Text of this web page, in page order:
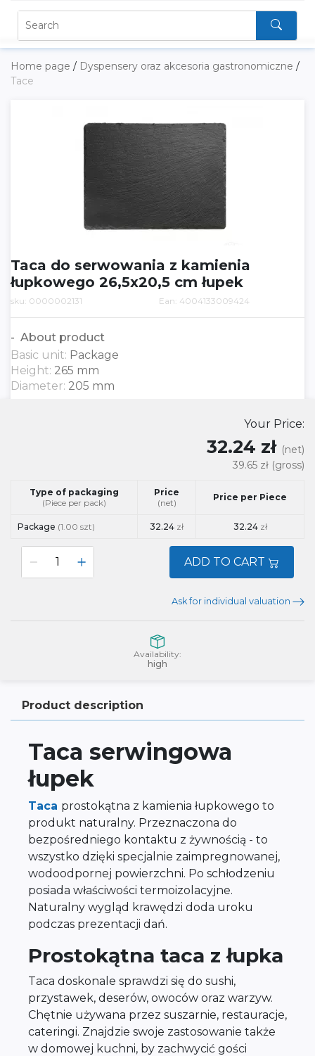
Home page / Dyspensery oraz akcesoria gastronomiczne /
Tace
Taca do serwowania z kamienia
łupkowego 26,5x20,5 cm łupek
sku: 0000002131 Ean: 4004133009424
About product
Basic unit: Package
Height: 265 mm
Diameter: 205 mm
Your Price:
32.24 zł (net)
39.65 zł (gross)
Type of packaging
(Piece per pack)
Price
(net)
Price per Piece
Package (1.00 szt) 32.24 zł 32.24 zł
ADD TO CART
Ask for individual valuation
Availability:
high
Product description
Taca serwingowa
łupek
Taca prostokątna z kamienia łupkowego to
produkt naturalny. Przeznaczona do
bezpośredniego kontaktu z żywnością - to
wszystko dzięki specjalnie zaimpregnowanej,
wodoodpornej powierzchni. Po schłodzeniu
posiada właściwości termoizolacyjne.
Naturalny wygląd krawędzi doda uroku
podczas prezentacji dań.
Prostokątna taca z łupka
Taca doskonale sprawdzi się do sushi,
przystawek, deserów, owoców oraz warzyw.
Chętnie używana przez suszarnie, restauracje,
cateringi. Znajdzie swoje zastosowanie także
w domowej kuchni, by zachwycić gości